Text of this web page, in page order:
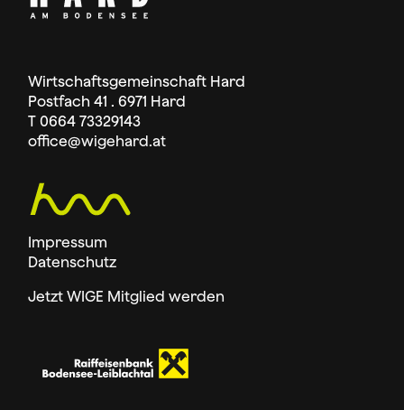
Wirtschaftsgemeinschaft Hard
Postfach 41 . 6971 Hard
T 0664 73329143
office@wigehard.at
Impressum
Datenschutz
Jetzt WIGE Mitglied werden